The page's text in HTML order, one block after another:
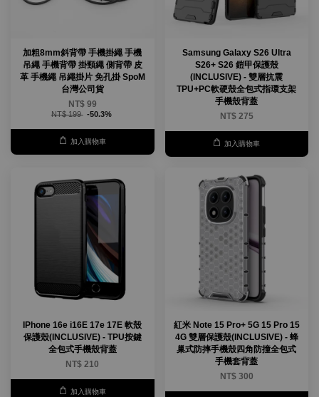
加粗8mm斜背帶 手機掛繩 手機
吊繩 手機背帶 掛頸繩 側背帶 皮
革 手機繩 吊繩掛片 免孔掛 SpoM
台灣公司貨
NT$ 99
NT$ 199 -50.3%
加入購物車
Samsung Galaxy S26 Ultra
S26+ S26 鎧甲保護殼
(INCLUSIVE) - 雙層抗震
TPU+PC軟硬殼全包式指環支架
手機殼背蓋
NT$ 275
加入購物車
IPhone 16e i16E 17e 17E 軟殼
保護殼(INCLUSIVE) - TPU按鍵
全包式手機殼背蓋
NT$ 210
加入購物車
紅米 Note 15 Pro+ 5G 15 Pro 15
4G 雙層保護殼(INCLUSIVE) - 蜂
巢式防摔手機殼四角防撞全包式
手機套背蓋
NT$ 300